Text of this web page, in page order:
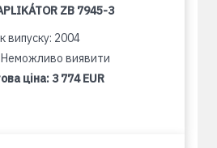
ZB 7945-3
випуску: 2004
Неможливо виявити
ціна: 3 774 EUR